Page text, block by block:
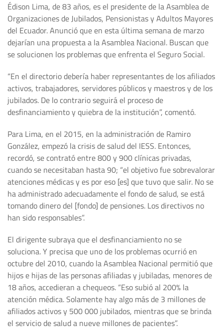
Édison Lima, de 83 años, es el presidente de la Asamblea de
Organizaciones de Jubilados, Pensionistas y Adultos Mayores
del Ecuador. Anunció que en esta última semana de marzo
dejarían una propuesta a la Asamblea Nacional. Buscan que
se solucionen los problemas que enfrenta el Seguro Social.
“En el directorio debería haber representantes de los afiliados
activos, trabajadores, servidores públicos y maestros y de los
jubilados. De lo contrario seguirá el proceso de
desfinanciamiento y quiebra de la institución”, comentó.
Para Lima, en el 2015, en la administración de Ramiro
González, empezó la crisis de salud del IESS. Entonces,
recordó, se contrató entre 800 y 900 clínicas privadas,
cuando se necesitaban hasta 90; “el objetivo fue sobrevalorar
atenciones médicas y es por eso [es] que tuvo que salir. No se
ha administrado adecuadamente el fondo de salud, se está
tomando dinero del [fondo] de pensiones. Los directivos no
han sido responsables”.
El dirigente subraya que el desfinanciamiento no se
soluciona. Y precisa que uno de los problemas ocurrió en
octubre del 2010, cuando la Asamblea Nacional permitió que
hijos e hijas de las personas afiliadas y jubiladas, menores de
18 años, accedieran a chequeos. “Eso subió al 200% la
atención médica. Solamente hay algo más de 3 millones de
afiliados activos y 500 000 jubilados, mientras que se brinda
el servicio de salud a nueve millones de pacientes”.